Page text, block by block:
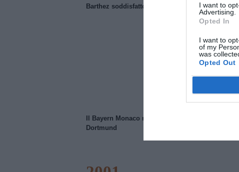
I want to
Advertising.
Opted In
I want to
of my
was
Opted Out
Barthez soddisfatto del Manchester United
Il Bayern Monaco ridimensiona il Borussia
Dortmund